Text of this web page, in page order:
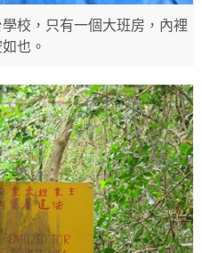
校，只有一個大班房，內裡
也。